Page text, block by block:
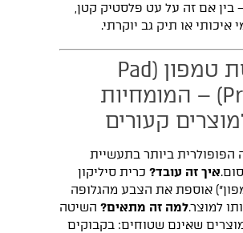
בין אם זה על עט פלסטיק קטן,
איכותי או תיק גב יוקרתי.
הדפסת טמפון (Pad
Printing) – המומחיות
קעורים
הפופולרית ביותר בתעשיית
איך זה עובד? כרית סיליקון
אוספת את הצבע מהגלופה
למוצר.למה זה מתאים? השיטה
שאינם שטוחים: בקבוקים